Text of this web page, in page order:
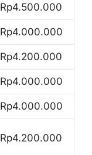
Rp4.500.000
Rp4.000.000
Rp4.200.000
Rp4.000.000
Rp4.000.000
Rp4.200.000